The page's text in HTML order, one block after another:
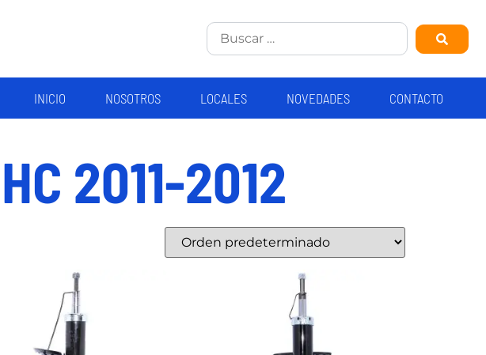
INICIO NOSOTROS LOCALES NOVEDADES CONTACTO
2011-2012